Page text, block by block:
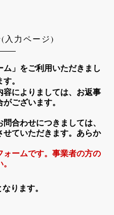
入力ページ)
」をご利用いただきまし
。
容によりましては、お返事
ございます。
合わせにつきましては、
せていただきます。あらか
ームです。事業者の方の
ります。